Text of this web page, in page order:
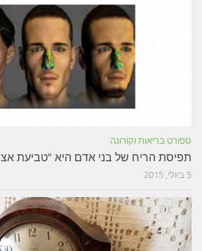
ספורט בריאות וקורונה
תפיסת הריח של בני אדם היא "טביעת
5 ביולי, 2015